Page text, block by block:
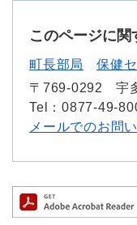
このページに
町長部局 保健
〒769-0292
宇
Tel：0877-49-
メールでのお問